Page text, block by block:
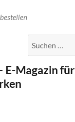
nach:
E-Magazin für